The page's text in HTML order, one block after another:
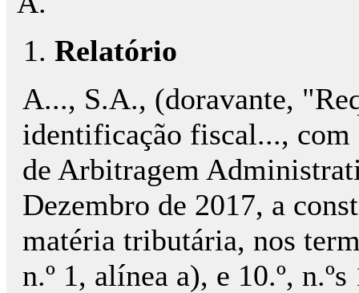
Relatório
A..., S.A., (doravante,
identificação fiscal..., com
de Arbitragem
Dezembro de 2017, a
matéria tributária, nos
n.º 1, alínea a), e 10.º,